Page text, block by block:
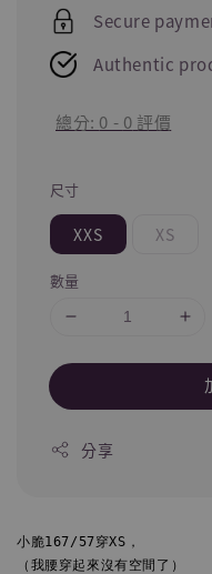
Secure
Authentic
總分: 0 - 0 評價
尺寸
XXS XS
數量
分享
小脆167/57穿XS，
（我腰穿起來沒有空間了）